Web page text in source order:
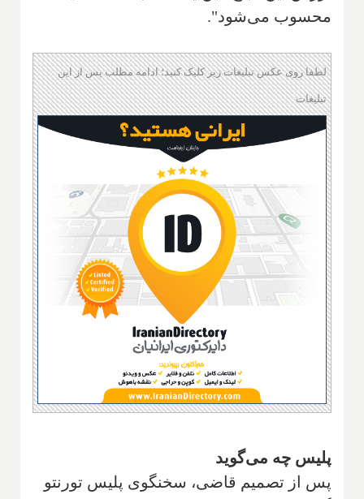
محسوب می‌شود".
لطفا روی عکس تبلیغات زیر کلیک کنید؛ ادامه مطلب پس از این
تبلیغات
پلیس چه می‌گوید
پس از تصمیم قاضی، سخنگوی پلیس تورنتو